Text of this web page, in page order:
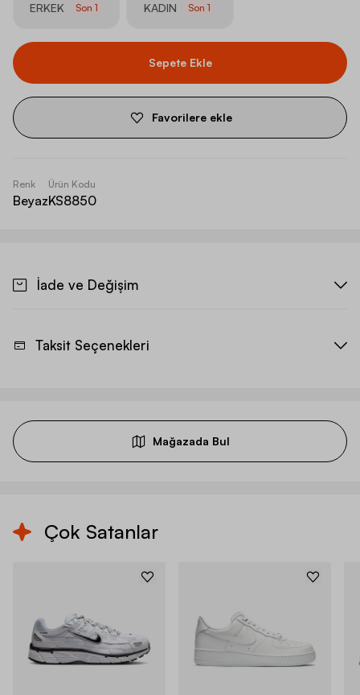
ERKEK Son1 KADIN Son1
Sepete Ekle
Favorilere ekle
Renk
Beyaz
Ürün Kodu
KS8850
İade ve Değişim
Taksit Seçenekleri
Mağazada Bul
Çok Satanlar